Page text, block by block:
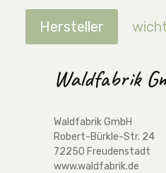
Hersteller
Waldfabrik
Waldfabrik GmbH
Robert-Bürkle-Str. 24
72250 Freudenstadt
www.waldfabrik.de